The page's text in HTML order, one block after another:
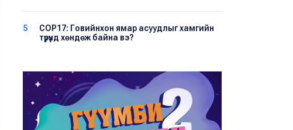
5
COP17: Говийнхон ямар асуудлыг хамгийн
түрүүнд хөндөж байна вэ?